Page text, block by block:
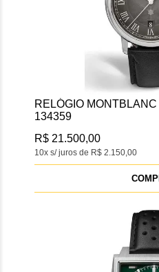
RELÓGIO
134359
10x s/ juros de R$ 2.150,00
R$ 21.500,00